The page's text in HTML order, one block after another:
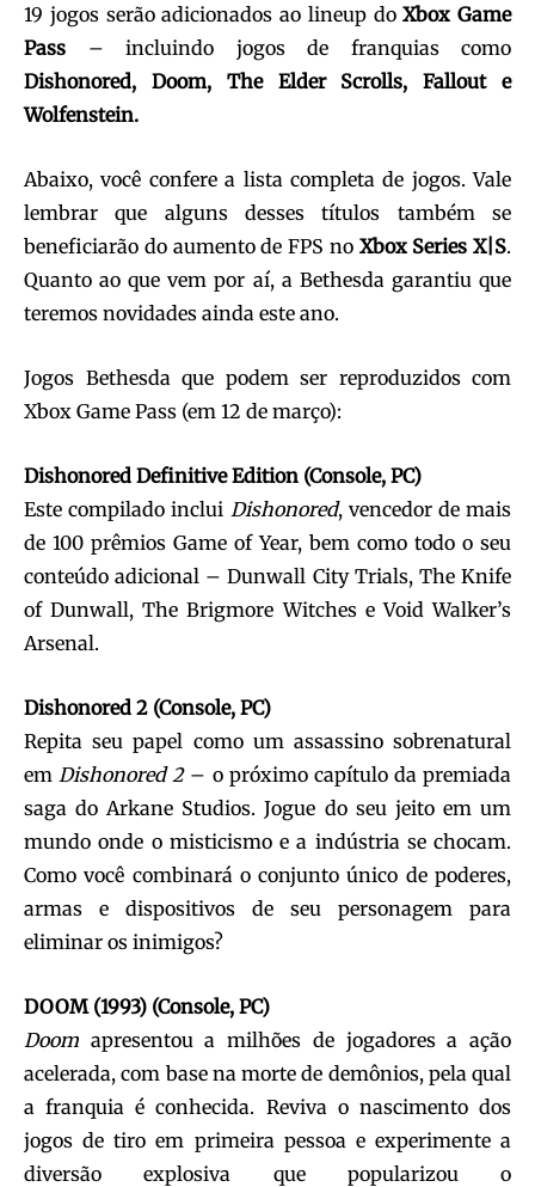
19 jogos serão adicionados ao lineup doXbox Game
Pass – incluindo jogos de franquias como
Dishonored, Doom, The Elder Scrolls, Fallout e
Wolfenstein.
Abaixo, você confere a lista completa de jogos. Vale
lembrar que alguns desses títulos também se
beneficiarão do aumento de FPS noXbox Series X|S.
Quanto ao que vem por aí, a Bethesda garantiu que
teremos novidades ainda este ano.
Jogos Bethesda que podem ser reproduzidos com
Xbox Game Pass (em 12 de março):
Dishonored Definitive Edition (Console, PC)
Este compilado inclui Dishonored, vencedor de mais
de 100 prêmios Game of Year, bem como todo o seu
conteúdo adicional – Dunwall City Trials, The Knife
of Dunwall, The Brigmore Witches e Void Walker’s
Arsenal.
Dishonored 2 (Console, PC)
Repita seu papel como um assassino sobrenatural
em Dishonored 2– o próximo capítulo da premiada
saga do Arkane Studios. Jogue do seu jeito em um
mundo onde o misticismo e a indústria se chocam.
Como você combinará o conjunto único de poderes,
armas e dispositivos de seu personagem para
eliminar os inimigos?
DOOM (1993) (Console, PC)
Doom apresentou a milhões de jogadores a ação
acelerada, com base na morte de demônios, pela qual
a franquia é conhecida. Reviva o nascimento dos
jogos de tiro em primeira pessoa e experimente a
diversão explosiva que popularizou o